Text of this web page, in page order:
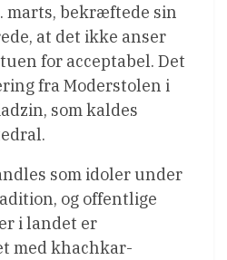
marts, bekræftede sin
at det ikke anser
for acceptabel. Det
fra Moderstolen i
som kaldes
som idoler under
og offentlige
i landet er
med khachkar-